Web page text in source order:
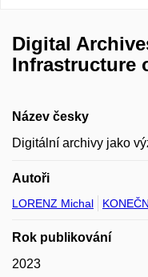
Digital
Infrastructure
Název česky
Digitální archivy jako
Autoři
LORENZ Michal
Rok publikování
2023